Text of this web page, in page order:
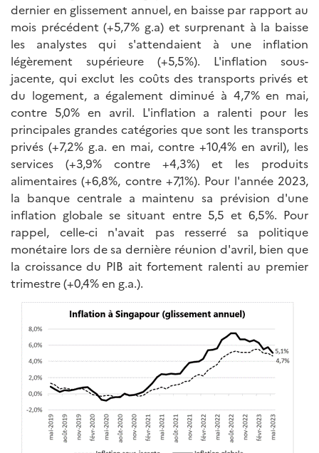
dernier en glissement annuel, en baisse par rapport au
mois précédent (+5,7% g.a) et surprenant à la baisse
les analystes qui s'attendaient à une inflation
légèrement supérieure (+5,5%). L'inflation sous-
jacente, qui exclut les coûts des transports privés et
du logement, a également diminué à 4,7% en mai,
contre 5,0% en avril. L'inflation a ralenti pour les
principales grandes catégories que sont les transports
privés (+7,2% g.a. en mai, contre +10,4% en avril), les
services (+3,9% contre +4,3%) et les produits
alimentaires (+6,8%, contre +7,1%). Pour l'année 2023,
la banque centrale a maintenu sa prévision d'une
inflation globale se situant entre 5,5 et 6,5%. Pour
rappel, celle-ci n'avait pas resserré sa politique
monétaire lors de sa dernière réunion d'avril, bien que
la croissance du PIB ait fortement ralenti au premier
trimestre (+0,4% en g.a.).